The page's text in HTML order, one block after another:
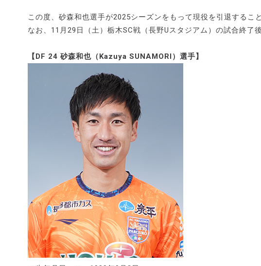
この度、砂森和也選手が2025シーズンをもって現役を引退するこ
なお、11月29日（土）栃木SC戦（長野Uスタジアム）の試合終了
【DF 24 砂森和也（Kazuya SUNAMORI）選手】